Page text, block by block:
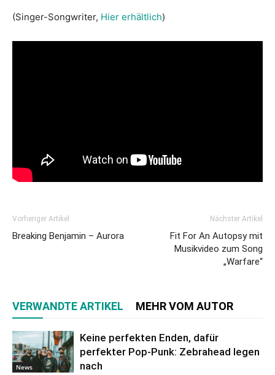
(Singer-Songwriter, Hier erhältlich)
Vorheriger Artikel
Breaking Benjamin – Aurora
Nächster Artikel
Fit For An Autopsy mit
Musikvideo zum Song
„Warfare“
VERWANDTE ARTIKEL MEHR VOM AUTOR
News
Keine perfekten Enden, dafür
perfekter Pop-Punk: Zebrahead legen
nach